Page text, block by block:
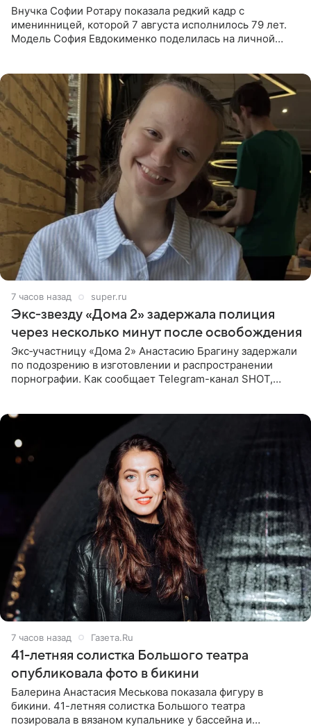
Внучка Софии Ротару показала редкий кадр с
именинницей, которой 7 августа исполнилось 79 лет.
Модель София Евдокименко поделилась на личной
7 часов назад super.ru
Экс‑звезду «Дома 2» задержала полиция
через несколько минут после освобождения
Экс‑участницу «Дома 2» Анастасию Брагину задержали
по подозрению в изготовлении и распространении
порнографии. Как сообщает Telegram-канал SHOT,
7 часов назад Газета.Ru
41-летняя солистка Большого театра
опубликовала фото в бикини
Балерина Анастасия Меськова показала фигуру в
бикини. 41-летняя солистка Большого театра
позировала в вязаном купальнике у бассейна и